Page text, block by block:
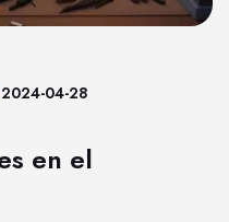
2024-04-28
en el